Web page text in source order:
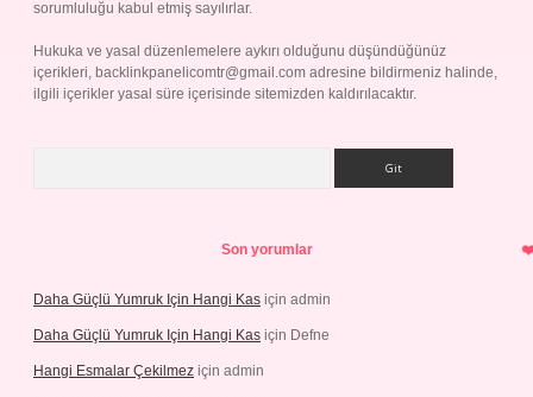
sorumluluğu kabul etmiş sayılırlar.
Hukuka ve yasal düzenlemelere aykırı olduğunu düşündüğünüz
içerikleri, backlinkpanelicomtr@gmail.com adresine bildirmeniz halinde,
ilgili içerikler yasal süre içerisinde sitemizden kaldırılacaktır.
Son yorumlar
Daha Güçlü Yumruk Için Hangi Kas için admin
Daha Güçlü Yumruk Için Hangi Kas için Defne
Hangi Esmalar Çekilmez için admin